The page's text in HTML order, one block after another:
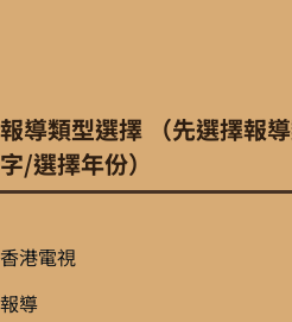
報導類型選擇 （先選擇報
字/選擇年份）
香港電視
報導